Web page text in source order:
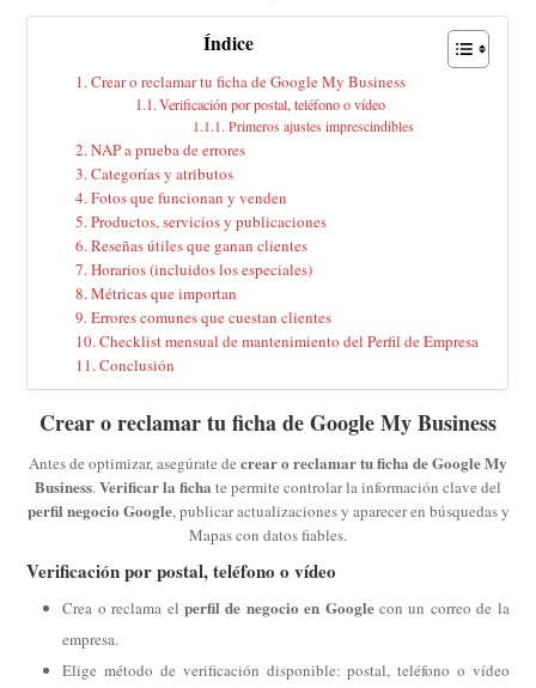
Índice
Crear o reclamar tu ficha de Google My Business
Verificación por postal, teléfono o vídeo
Primeros ajustes imprescindibles
NAP a prueba de errores
Categorías y atributos
Fotos que funcionan y venden
Productos, servicios y publicaciones
Reseñas útiles que ganan clientes
Horarios (incluidos los especiales)
Métricas que importan
Errores comunes que cuestan clientes
Checklist mensual de mantenimiento del Perfil de Empresa
Conclusión
Crear o reclamar tu ficha de Google My Business
Antes de optimizar, asegúrate de crear o reclamar tu ficha de Google My
Business. Verificar la ficha te permite controlar la información clave del
perfil negocio Google, publicar actualizaciones y aparecer en búsquedas y
Mapas con datos fiables.
Verificación por postal, teléfono o vídeo
Crea o reclama elperfil de negocio en Googlecon un correo de la
empresa.
Elige método de verificación disponible: postal, teléfono o vídeo